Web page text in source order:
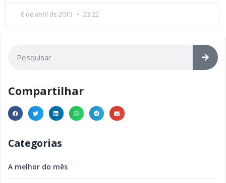
6 de abril de 2015 23:22
Compartilhar
Categorias
A melhor do mês